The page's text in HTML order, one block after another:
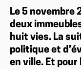
Le 5 novembre
deux
huit vies. La
politique et
en ville. Et pour